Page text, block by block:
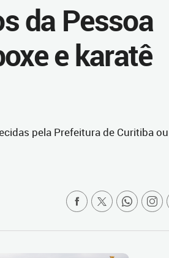
da Pessoa
e karatê
pela Prefeitura de Curitiba ou